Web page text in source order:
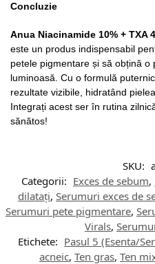
Concluzie
Anua Niacinamide 10% + TXA
este un produs indispensabil
petele pigmentare și să obțină o
luminoasă. Cu o formulă
rezultate vizibile, hidratând
Integrați acest ser în rutina
sănătos!
SKU:
Categorii: Exces de sebum,
dilatați, Serumuri exces de
Serumuri pete pigmentare,
Virals,
Etichete: Pasul 5 (Esenta/
acneic, Ten gras, Ten